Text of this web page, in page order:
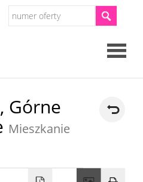
Górne
Mieszkanie